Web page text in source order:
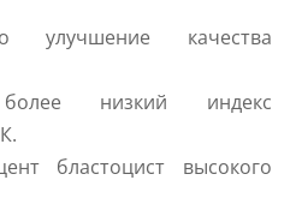
улучшение качества
более низкий индекс
бластоцист высокого